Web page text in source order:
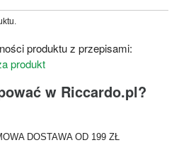
produktu z przepisami:
produkt
w Riccardo.pl?
DOSTAWA OD 199 ZŁ